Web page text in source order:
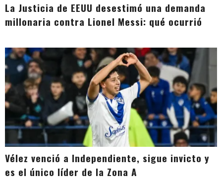
La Justicia de EEUU desestimó una demanda
millonaria contra Lionel Messi: qué ocurrió
Vélez venció a Independiente, sigue invicto y
es el único líder de la Zona A